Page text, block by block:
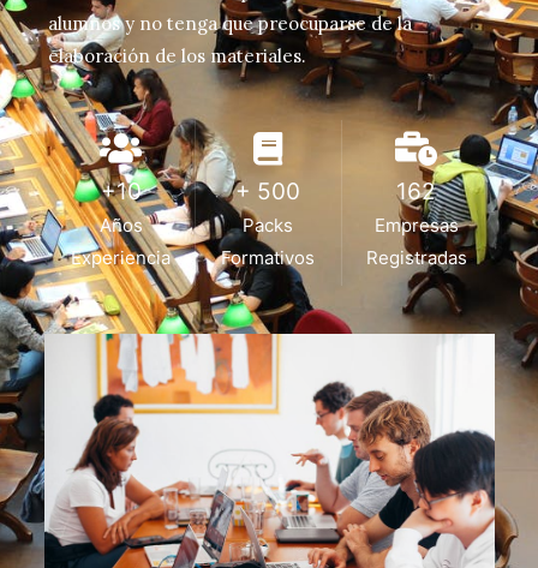
alumnos y no tenga que preocuparse de la
elaboración de los materiales.
+10
Años
Experiencia
+ 500
Packs
Formativos
162
Empresas
Registradas